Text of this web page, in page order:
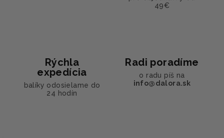
49€
Rýchla
expedícia
balíky odosielame do
24 hodín
Radi poradíme
o radu píš na
info@dalora.sk